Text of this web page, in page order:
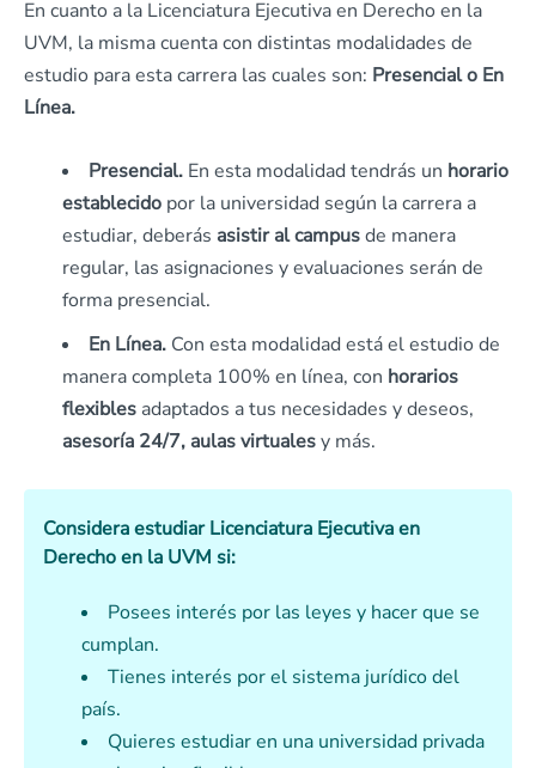
En cuanto a la Licenciatura Ejecutiva en Derecho en la
UVM, la misma cuenta con distintas modalidades de
estudio para esta carrera las cuales son: Presencial o En
Línea.
Presencial. En esta modalidad tendrás un horario
establecido por la universidad según la carrera a
estudiar, deberás asistir al campusde manera
regular, las asignaciones y evaluaciones serán de
forma presencial.
En Línea. Con esta modalidad está el estudio de
manera completa 100% en línea, con horarios
flexibles adaptados a tus necesidades y deseos,
asesoría 24/7, aulas virtualesy más.
Considera estudiar Licenciatura Ejecutiva en
Derecho en la UVM si:
Posees interés por las leyes y hacer que se
cumplan.
Tienes interés por el sistema jurídico del
país.
Quieres estudiar en una universidad privada